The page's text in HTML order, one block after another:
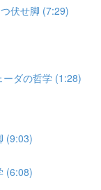
伏せ脚 (7:29)
ーダの哲学 (1:28)
(9:03)
(6:08)